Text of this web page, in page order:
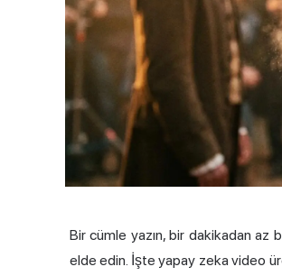
Bir cümle yazın, bir dakikadan az
elde edin. İşteyapay zeka video